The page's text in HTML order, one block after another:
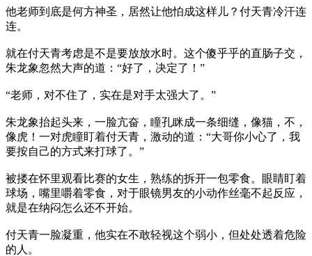
他老师到底是何方神圣，居然让他怕成这样儿？付天青冷汗连
连。
就在付天青考虑是不是要放放水时。这个傻乎乎的直肠子交，
朱龙象忽然大声的道：“好了，决定了！”
“老师，对不住了，实在是对手太强大了。”
朱龙象抬起头来，一脸亢奋，瞳孔眯成一条细缝，像猫，不，
像虎！一对虎瞳盯着付天青，激动的道：“大哥你小心了，我
要按自己的方式来打球了。”
被搂在怀里观看比赛的女生，熟练的拆开一包零食。眼睛盯着
球场，嘴里嚼着零食，对于眼镜男友的小动作丝毫不起反应，
就是在纳闷怎么还不开始。
付天青一脸凝重，他实在不敢轻视这个弱小，但处处透着危险
的人。